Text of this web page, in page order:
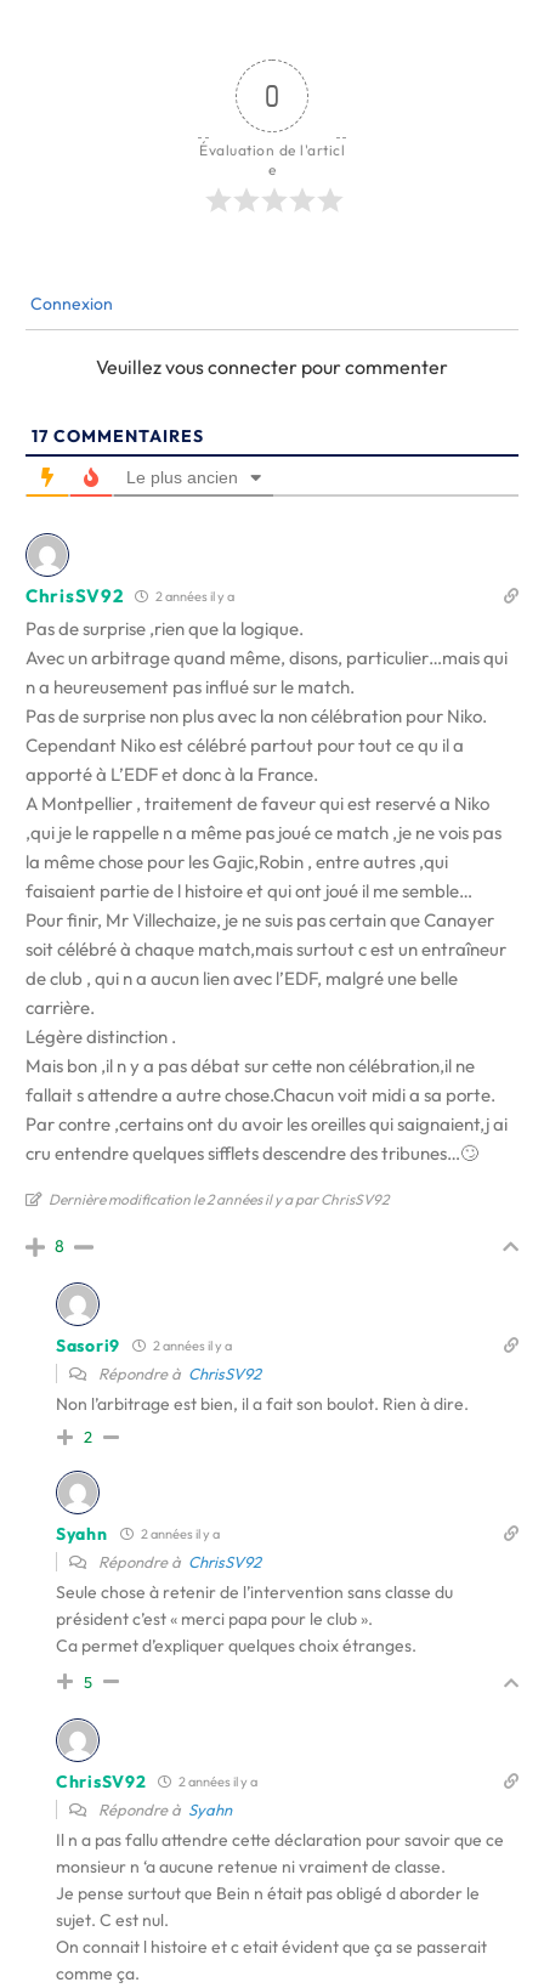
0
Évaluation de l'articl
e
Connexion
Veuillez vous connecter pour commenter
17 COMMENTAIRES
Le plus ancien
ChrisSV92 2 années il y a
Pas de surprise ,rien que la logique.
Avec un arbitrage quand même, disons, particulier…mais qui
n a heureusement pas influé sur le match.
Pas de surprise non plus avec la non célébration pour Niko.
Cependant Niko est célébré partout pour tout ce qu il a
apporté à L’EDF et donc à la France.
A Montpellier , traitement de faveur qui est reservé a Niko
,qui je le rappelle n a même pas joué ce match ,je ne vois pas
la même chose pour les Gajic,Robin , entre autres ,qui
faisaient partie de l histoire et qui ont joué il me semble…
Pour finir, Mr Villechaize, je ne suis pas certain que Canayer
soit célébré à chaque match,mais surtout c est un entraîneur
de club , qui n a aucun lien avec l’EDF, malgré une belle
carrière.
Légère distinction .
Mais bon ,il n y a pas débat sur cette non célébration,il ne
fallait s attendre a autre chose.Chacun voit midi a sa porte.
Par contre ,certains ont du avoir les oreilles qui saignaient,j ai
cru entendre quelques sifflets descendre des tribunes…🙄
Dernière modification le 2 années il y a par ChrisSV92
8
Sasori9 2 années il y a
Répondre à ChrisSV92
Non l’arbitrage est bien, il a fait son boulot. Rien à dire.
2
Syahn 2 années il y a
Répondre à ChrisSV92
Seule chose à retenir de l’intervention sans classe du
président c’est « merci papa pour le club ».
Ca permet d’expliquer quelques choix étranges.
5
ChrisSV92 2 années il y a
Répondre à Syahn
Il n a pas fallu attendre cette déclaration pour savoir que ce
monsieur n ‘a aucune retenue ni vraiment de classe.
Je pense surtout que Bein n était pas obligé d aborder le
sujet. C est nul.
On connait l histoire et c etait évident que ça se passerait
comme ça.